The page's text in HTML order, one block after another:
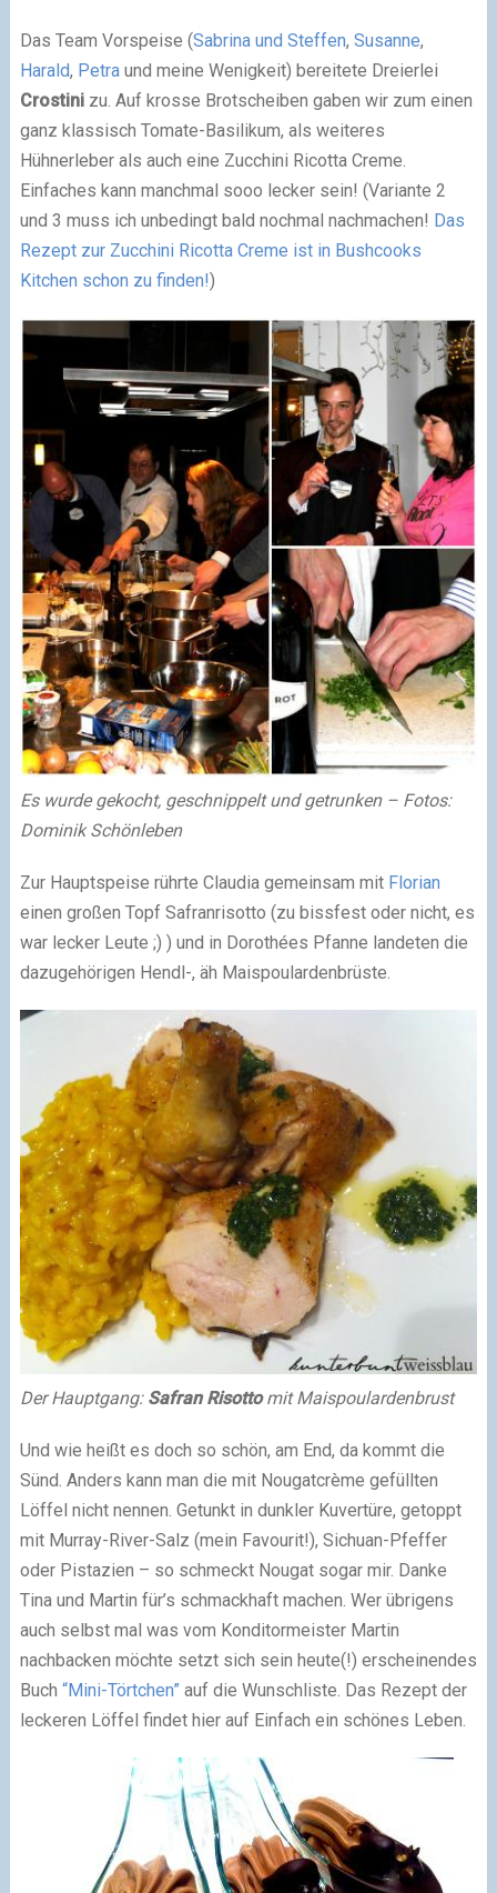
Das Team Vorspeise (Sabrina und Steffen, Susanne,
Harald, Petraund meine Wenigkeit) bereitete Dreierlei
Crostinizu. Auf krosse Brotscheiben gaben wir zum einen
ganz klassisch Tomate-Basilikum, als weiteres
Hühnerleber als auch eine Zucchini Ricotta Creme.
Einfaches kann manchmal sooo lecker sein! (Variante 2
und 3 muss ich unbedingt bald nochmal nachmachen! Das
Rezept zur Zucchini Ricotta Creme ist in Bushcooks
Kitchen schon zu finden!)
Es wurde gekocht, geschnippelt und getrunken – Fotos:
Dominik Schönleben
Zur Hauptspeise rührte Claudia gemeinsam mit Florian
einen großen Topf Safranrisotto (zu bissfest oder nicht, es
war lecker Leute ;) ) und in Dorothées Pfanne landeten die
dazugehörigen Hendl-, äh Maispoulardenbrüste.
Der Hauptgang: Safran Risottomit Maispoulardenbrust
Und wie heißt es doch so schön, am End, da kommt die
Sünd. Anders kann man die mit Nougatcrème gefüllten
Löffel nicht nennen. Getunkt in dunkler Kuvertüre, getoppt
mit Murray-River-Salz (mein Favourit!), Sichuan-Pfeffer
oder Pistazien – so schmeckt Nougat sogar mir. Danke
Tina und Martin für’s schmackhaft machen. Wer übrigens
auch selbst mal was vom Konditormeister Martin
nachbacken möchte setzt sich sein heute(!) erscheinendes
Buch “Mini-Törtchen” auf die Wunschliste. Das Rezept der
leckeren Löffel findet hier auf Einfach ein schönes Leben.